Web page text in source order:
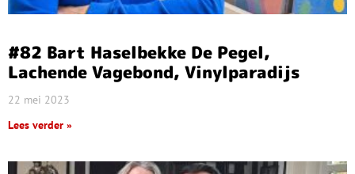
#82 Bart Haselbekke De Pegel,
Lachende Vagebond, Vinylparadijs
22 mei 2023
Lees verder »